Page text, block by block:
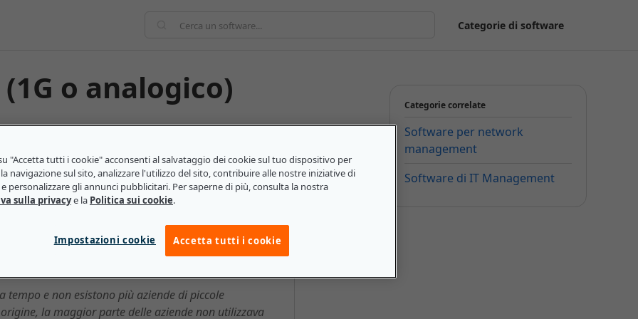
Categorie di software
o analogico)
di reti telefoniche wireless distribuite a
la prima volta in Giappone nel 1979, un'epoca in
e in cui i telefoni cellulari non erano diffusi.
ecco cosa devono sapere
tempo e non esistono più aziende di piccole
la maggior parte delle aziende non utilizzava
Categorie correlate
Software per network
management
Software di IT Management
"Accetta tutti i cookie" acconsenti al salvataggio dei cookie sul tuo dispositivo per
navigazione sul sito, analizzare l'utilizzo del sito, contribuire alle nostre iniziative di
personalizzare gli annunci pubblicitari. Per saperne di più, consulta la nostra
sulla privacye la Politica sui cookie.
Impostazioni cookie Accetta tutti i cookie